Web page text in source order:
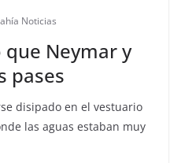
Noticias
que Neymar y
pases
disipado en el vestuario
las aguas estaban muy